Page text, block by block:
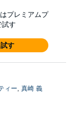
プレミアムプ
試す
す
ィー, 真崎 義